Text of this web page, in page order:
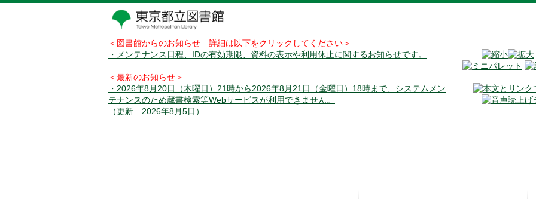
＜図書館からのお知らせ 詳細は以下をクリックしてください＞
・メンテナンス日程、IDの有効期限、資料の表示や利用休止に関するお知らせです。
＜最新のお知らせ＞
・2026年8月20日（木曜日）21時から2026年8月21日（金曜日）18時まで、システムメン
テナンスのため蔵書検索等Webサービスが利用できません。
（更新 2026年8月5日）